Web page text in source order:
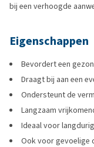
bij een verhoogde
Eigenschappen
Bevordert een
Draagt bij aan een
Ondersteunt de
Langzaam
Ideaal voor
Ook voor gevoelige